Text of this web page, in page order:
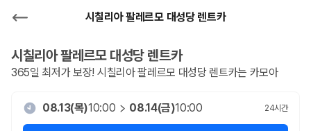
시칠리아 팔레르모 대성당 렌트카
시칠리아 팔레르모 대성당렌트카
365일 최저가 보장! 시칠리아 팔레르모 대성당 렌트카는 카모아
08.13(목)10:00 08.14(금)10:00 24시간